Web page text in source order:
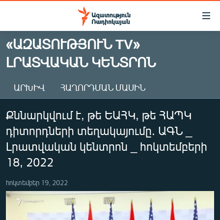
Մատչելիության
Անցնել
հիմնական
բովանդակությանը
հիմնական
ԱԶԱՏՈՒԹՅՈՒՆ TV
ՀԱՅԱՍՏԱՆ
ՔԱՂԱՔԱԿԱՆ
ԻՐԱՎՈՒՆՔ
ՀԱՍԱՐԱԿՈՒԹՅՈՒՆ
ՏՆՏԵՍՈՒԹՅՈՒՆ
ՊԱՏԵՐԱԶՄԻ 6 ՇԱԲԱԹՆԵՐԸ
ՏԱՐԱԾԱՇՐՋԱՆ
«ԱԶԱՏՈՒԹՅՈՒՆ TV»
ԼՐԱՏՎԱԿԱՆ ԿԵՆՏՐՈՆ
ԱՐԽԻՎ ՀԱՂՈՐԴՄԱՆ ՄԱՍԻՆ
Քննարկվում է, թե ԵԱՀԿ, թե ՀԱՊԿ
դիտորդների տեղակայումը. ԱԳՆ _
Լրատվական կենտրոն _ հոկտեմբերի
18, 2022
հոկտեմբեր 19, 2022